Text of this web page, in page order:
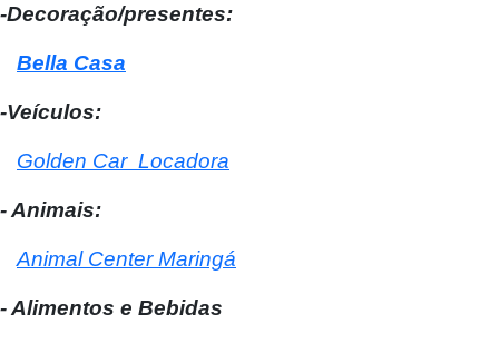
-Decoração/presentes:
Bella Casa
-Veículos:
Golden Car Locadora
- Animais:
Animal Center Maringá
- Alimentos e Bebidas